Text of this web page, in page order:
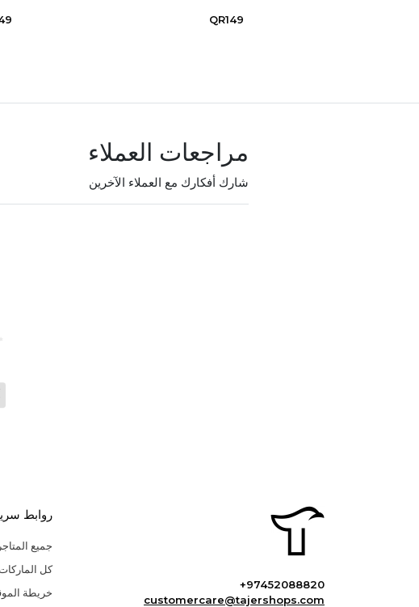
QR149
مراجعات العملاء
شارك أفكارك مع العملاء الآخرين
+97452088820
customercare@tajershops.com
روابط
جميع المتاجر
كل
خريطة